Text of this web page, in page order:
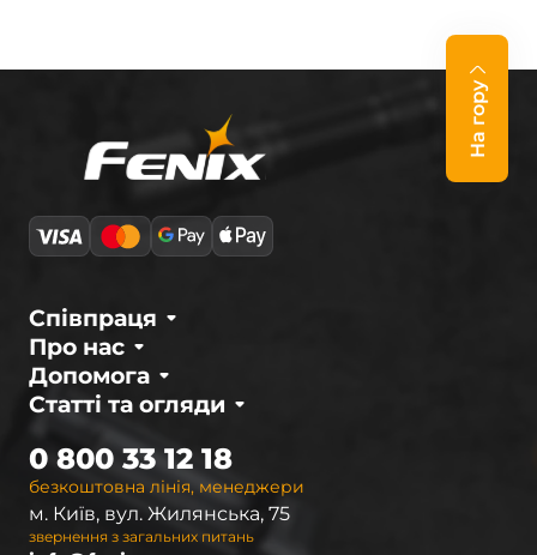
На гору
Про нас
Співпраця
Статті та огляди
Допомога
безкоштовна лінія, менеджери
0 800 33 12 18
м. Київ, вул. Жилянська, 75
звернення з загальних питань